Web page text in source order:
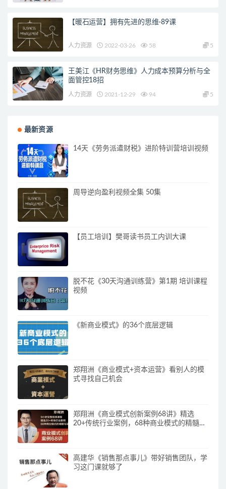
【暖石运营】拥有先进的思维-89课
人力资源 2022-03-26 58 5
王美江《HR财务思维》人力成本预算分析与全
面管控18招
人力资源 2021-12-29 94 5
最新资源
14天《劳务派遣财税》进阶特训营培训视频
周导逆向盈利视频全集 50集
【员工培训】樊哥读书员工内训大课
脱不花《30天沟通训练营》第1期 培训课程
视频
《新商业模式》的36个底层逻辑
郑翔洲《商业模式+资本运营》看别人的模
式寻找自己机会
郑翔洲《商业模式创新案例68讲》精选
20+传统行业案例，68种商业模式的精髓与
高建华《销售那点事儿》带好销售团队，学
习这门课就够了